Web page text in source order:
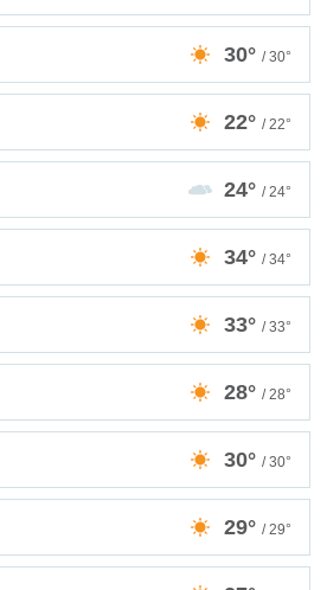
30° / 30°
22° / 22°
24° / 24°
34° / 34°
33° / 33°
28° / 28°
30° / 30°
29° / 29°